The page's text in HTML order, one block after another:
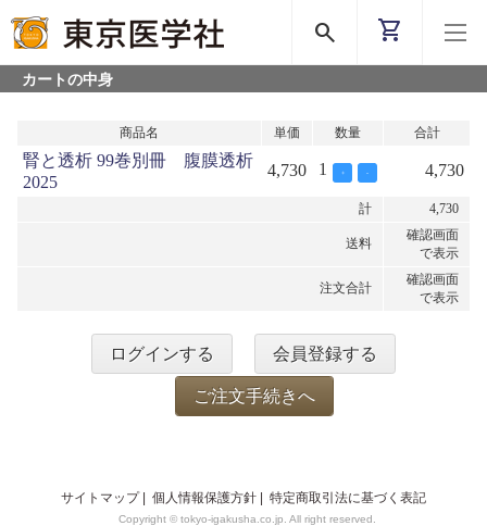
search shopping_cart
カートの中身
商品名 単価 数量 合計
腎と透析 99巻別冊 腹膜透析
2025
4,730 1 + - 4,730
計 4,730
送料
確認画面
で表示
注文合計
確認画面
で表示
ログインする 会員登録する
ご注文手続きへ
サイトマップ| 個人情報保護方針 特定商取引法に基づく表記
Copyright © tokyo-igakusha.co.jp. All right reserved.